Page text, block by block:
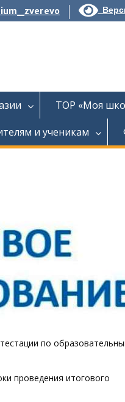
ТОР «Моя
и ученикам
по
проведения итогового